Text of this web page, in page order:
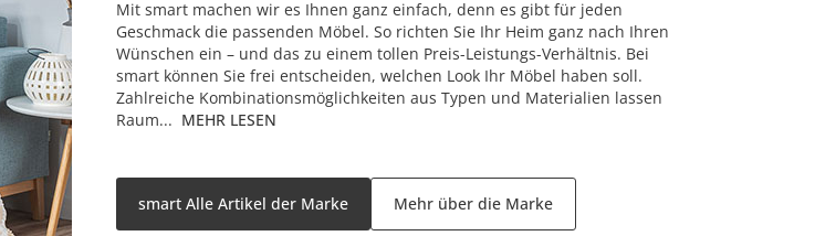
Mit smart machen wir es Ihnen ganz einfach, denn es gibt für jeden
Geschmack die passenden Möbel. So richten Sie Ihr Heim ganz nach Ihren
Wünschen ein – und das zu einem tollen Preis-Leistungs-Verhältnis. Bei
smart können Sie frei entscheiden, welchen Look Ihr Möbel haben soll.
Zahlreiche Kombinationsmöglichkeiten aus Typen und Materialien lassen
Raum... MEHR LESEN
smart Alle Artikel der Marke Mehr über die Marke